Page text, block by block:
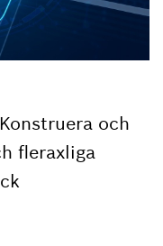
och
fleraxliga